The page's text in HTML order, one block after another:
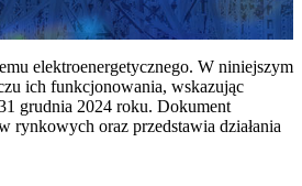
elektroenergetycznego. W niniejszym
ich funkcjonowania, wskazując
grudnia 2024 roku. Dokument
rynkowych oraz przedstawia działania